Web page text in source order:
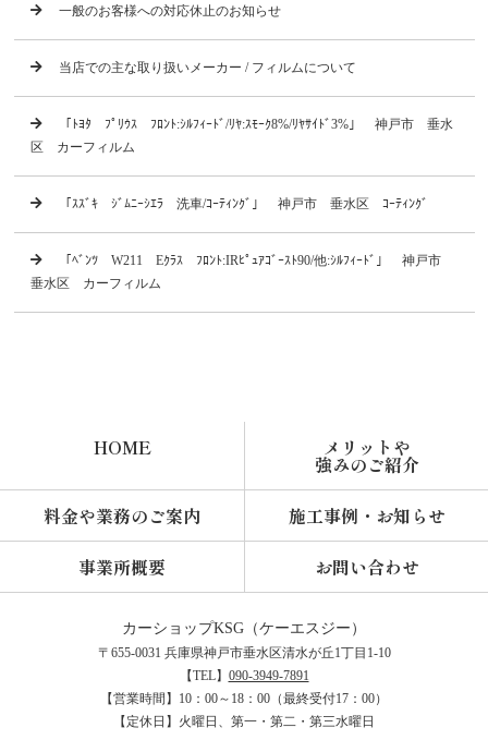
一般のお客様への対応休止のお知らせ
当店での主な取り扱いメーカー / フィルムについて
「ﾄﾖﾀ ﾌﾟﾘｳｽ ﾌﾛﾝﾄ:ｼﾙﾌｨｰﾄﾞ/ﾘﾔ:ｽﾓｰｸ8%/ﾘﾔｻｲﾄﾞ3%」 神戸市 垂水
区 カーフィルム
「ｽｽﾞｷ ｼﾞﾑﾆｰｼｴﾗ 洗車/ｺｰﾃｨﾝｸﾞ」 神戸市 垂水区 ｺｰﾃｨﾝｸﾞ
「ﾍﾞﾝﾂ W211 Eｸﾗｽ ﾌﾛﾝﾄ:IRﾋﾟｭｱｺﾞｰｽﾄ90/他:ｼﾙﾌｨｰﾄﾞ」 神戸市
垂水区 カーフィルム
HOME メリットや
強みのご紹介
料金や業務のご案内
施工事例・お知らせ
事業所概要
お問い合わせ
カーショップKSG
〒655-0031 兵庫県神戸市垂水区清水が丘1丁目1-10
【TEL】 090-3949-7891
【営業時間】10：00～18：00（最終受付17：00）
【定休日】火曜日、第一・第二・第三水曜日